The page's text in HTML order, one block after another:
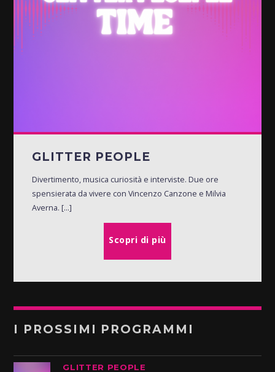
GLITTER PEOPLE
Divertimento, musica curiosità e interviste. Due ore
spensierata da vivere con Vincenzo Canzone e Milvia
Averna. [...]
Scopri di più
I PROSSIMI PROGRAMMI
GLITTER PEOPLE